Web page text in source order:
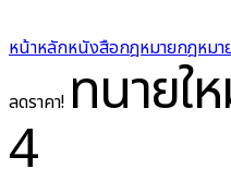
หน้าหลักหนังสือกฎหมายกฎหม
ลดราคา! ทนายใ
4